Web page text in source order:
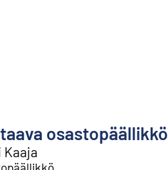
osastopäällikkö
Kaaja